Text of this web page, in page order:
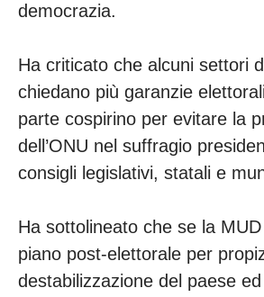
democrazia.
Ha criticato che alcuni settori
chiedano più garanzie
parte cospirino per evitare la
dell’ONU nel suffragio
consigli legislativi, statali e
Ha sottolineato che se la
piano post-elettorale per
destabilizzazione del paese